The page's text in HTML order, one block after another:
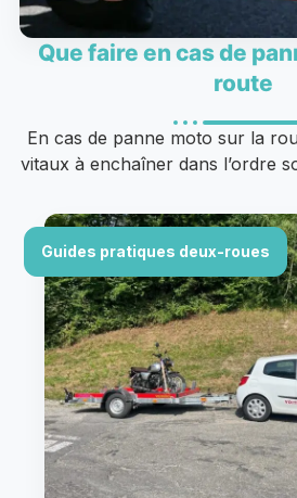
Que faire en cas de
route
En cas de panne moto sur la
vitaux à enchaîner dans l’ordre
Guides pratiques deux-roues